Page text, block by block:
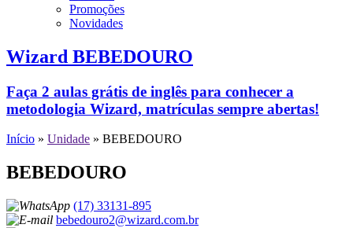
Promoções
Novidades
Wizard BEBEDOURO
Faça 2 aulas grátis de inglês para conhecer a
metodologia Wizard, matrículas sempre abertas!
Início » Unidade » BEBEDOURO
BEBEDOURO
(17) 33131-895
bebedouro2@wizard.com.br